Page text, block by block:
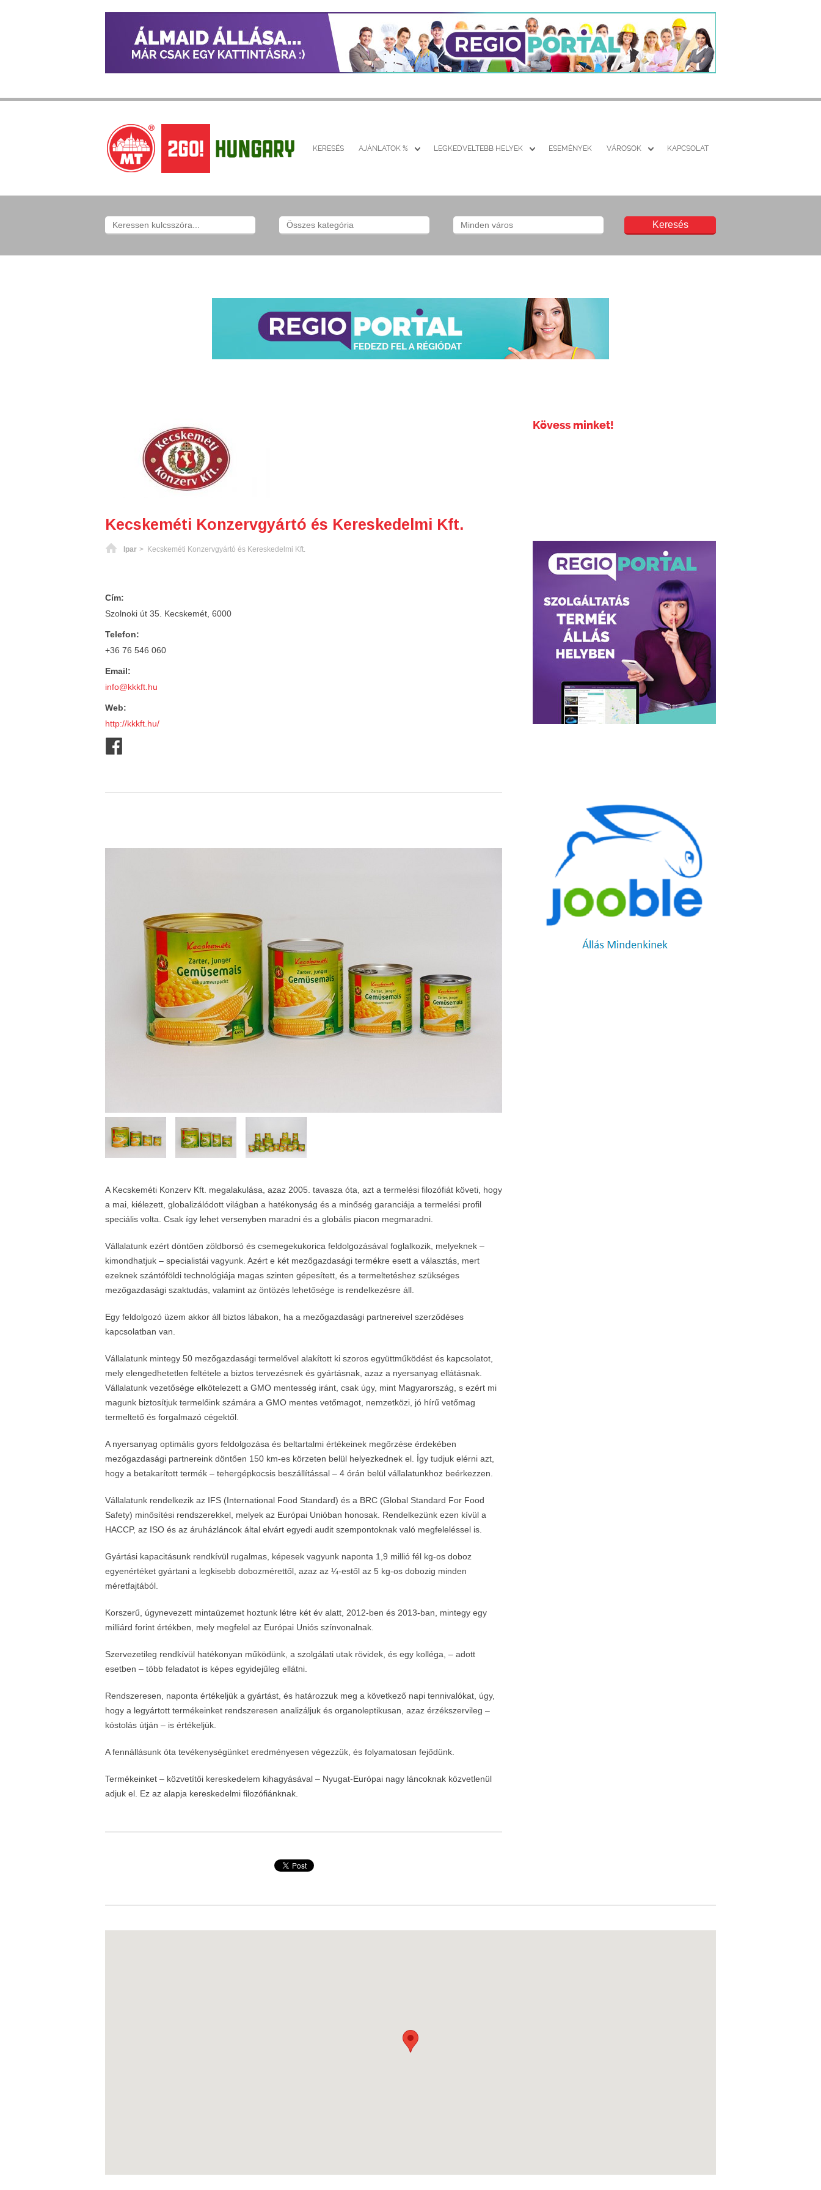
KERESÉS AJÁNLATOK % LEGKEDVELTEBB HELYEK ESEMÉNYEK VÁROSOK KAPCSOLAT
Kecskeméti Konzervgyártó és Kereskedelmi Kft.
Főoldal
Ipar > Kecskeméti Konzervgyártó és Kereskedelmi Kft.
Cím:
Szolnoki út 35. Kecskemét, 6000
Telefon:
+36 76 546 060
Email:
info@kkkft.hu
Web:
http://kkkft.hu/
A Kecskeméti Konzerv Kft. megalakulása, azaz 2005. tavasza óta, azt a termelési filozófiát követi, hogy
a mai, kiélezett, globalizálódott világban a hatékonyság és a minőség garanciája a termelési profil
speciális volta. Csak így lehet versenyben maradni és a globális piacon megmaradni.
Vállalatunk ezért döntően zöldborsó és csemegekukorica feldolgozásával foglalkozik, melyeknek –
kimondhatjuk – specialistái vagyunk. Azért e két mezőgazdasági termékre esett a választás, mert
ezeknek szántóföldi technológiája magas szinten gépesített, és a termeltetéshez szükséges
mezőgazdasági szaktudás, valamint az öntözés lehetősége is rendelkezésre áll.
Egy feldolgozó üzem akkor áll biztos lábakon, ha a mezőgazdasági partnereivel szerződéses
kapcsolatban van.
Vállalatunk mintegy 50 mezőgazdasági termelővel alakított ki szoros együttműködést és kapcsolatot,
mely elengedhetetlen feltétele a biztos tervezésnek és gyártásnak, azaz a nyersanyag ellátásnak.
Vállalatunk vezetősége elkötelezett a GMO mentesség iránt, csak úgy, mint Magyarország, s ezért mi
magunk biztosítjuk termelőink számára a GMO mentes vetőmagot, nemzetközi, jó hírű vetőmag
termeltető és forgalmazó cégektől.
A nyersanyag optimális gyors feldolgozása és beltartalmi értékeinek megőrzése érdekében
mezőgazdasági partnereink döntően 150 km-es körzeten belül helyezkednek el. Így tudjuk elérni azt,
hogy a betakarított termék – tehergépkocsis beszállítással – 4 órán belül vállalatunkhoz beérkezzen.
Vállalatunk rendelkezik az IFS (International Food Standard) és a BRC (Global Standard For Food
Safety) minősítési rendszerekkel, melyek az Európai Unióban honosak. Rendelkezünk ezen kívül a
HACCP, az ISO és az áruházláncok által elvárt egyedi audit szempontoknak való megfeleléssel is.
Gyártási kapacitásunk rendkívül rugalmas, képesek vagyunk naponta 1,9 millió fél kg-os doboz
egyenértéket gyártani a legkisebb dobozmérettől, azaz az ¼-estől az 5 kg-os dobozig minden
méretfajtából.
Korszerű, úgynevezett mintaüzemet hoztunk létre két év alatt, 2012-ben és 2013-ban, mintegy egy
milliárd forint értékben, mely megfelel az Európai Uniós színvonalnak.
Szervezetileg rendkívül hatékonyan működünk, a szolgálati utak rövidek, és egy kolléga, – adott
esetben – több feladatot is képes egyidejűleg ellátni.
Rendszeresen, naponta értékeljük a gyártást, és határozzuk meg a következő napi tennivalókat, úgy,
hogy a legyártott termékeinket rendszeresen analizáljuk és organoleptikusan, azaz érzékszervileg –
kóstolás útján – is értékeljük.
A fennállásunk óta tevékenységünket eredményesen végezzük, és folyamatosan fejődünk.
Termékeinket – közvetítői kereskedelem kihagyásával – Nyugat-Európai nagy láncoknak közvetlenül
adjuk el. Ez az alapja kereskedelmi filozófiánknak.
Kövess minket!